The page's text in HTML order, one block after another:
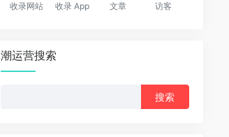
收录网站 收录 App 文章 访客
潮运营搜索